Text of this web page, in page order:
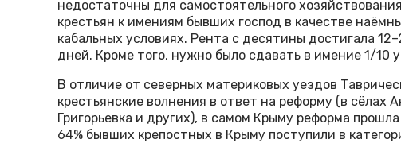
недостаточны для самостоятельного
крестьян к имениям бывших господ в качестве
кабальных условиях. Рента с десятины достигала
дней. Кроме того, нужно было сдавать в имение 1/10
В отличие от северных материковых уездов
крестьянские волнения в ответ на реформу (в сёлах
Григорьевка и других), в самом Крыму реформа
64% бывших крепостных в Крыму поступили в